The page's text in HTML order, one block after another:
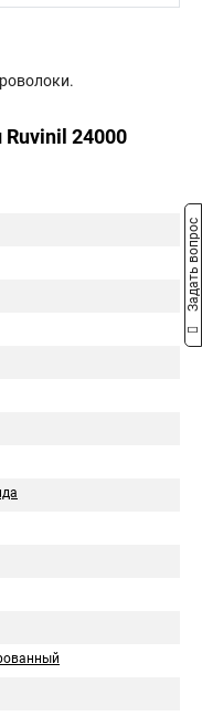
Ruvinil 24000
Задать вопрос